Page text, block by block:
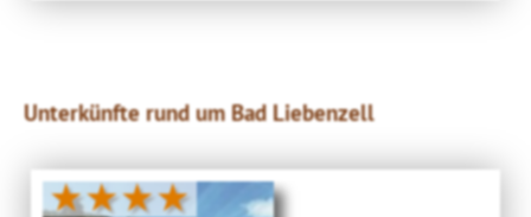
Unterkünfte rund um Bad Liebenzell
★★★★